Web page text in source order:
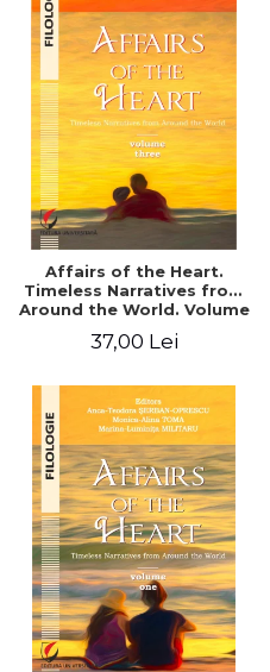
Affairs of the Heart.
Timeless Narratives from
Around the World. Volume
37,00 Lei